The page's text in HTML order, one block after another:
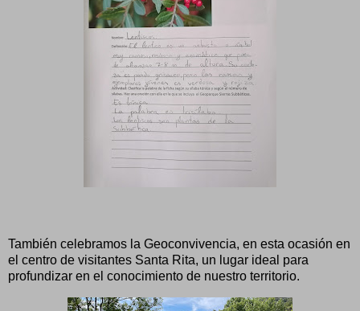
También celebramos la Geoconvivencia, en esta ocasión en
el centro de visitantes Santa Rita, un lugar ideal para
profundizar en el conocimiento de nuestro territorio.